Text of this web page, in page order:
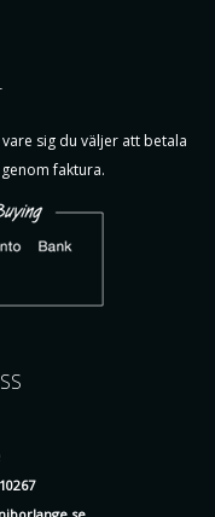
sig du väljer att betala
faktura.